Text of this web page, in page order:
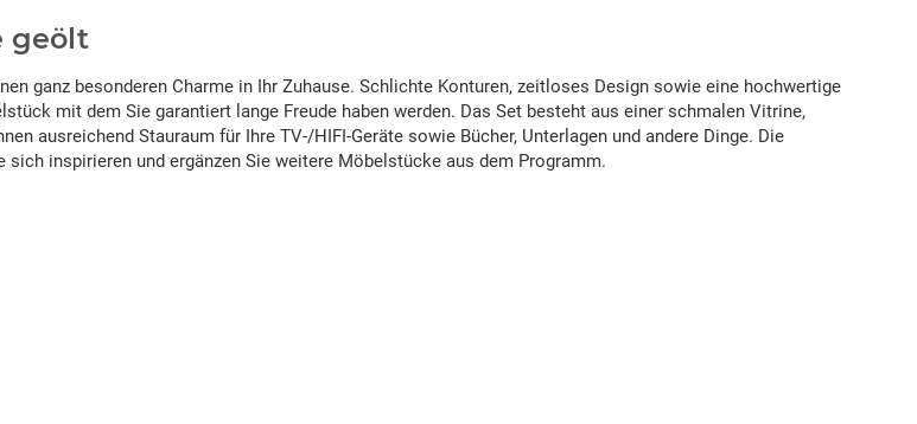
geölt
ganz besonderen Charme in Ihr Zuhause. Schlichte Konturen, zeitloses Design sowie eine hochwertige
mit dem Sie garantiert lange Freude haben werden. Das Set besteht aus einer schmalen Vitrine,
ausreichend Stauraum für Ihre TV-/HIFI-Geräte sowie Bücher, Unterlagen und andere Dinge. Die
inspirieren und ergänzen Sie weitere Möbelstücke aus dem Programm.